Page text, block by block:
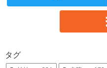
タグ